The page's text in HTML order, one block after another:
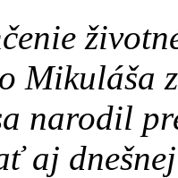
Mikuláša
narodil
aj